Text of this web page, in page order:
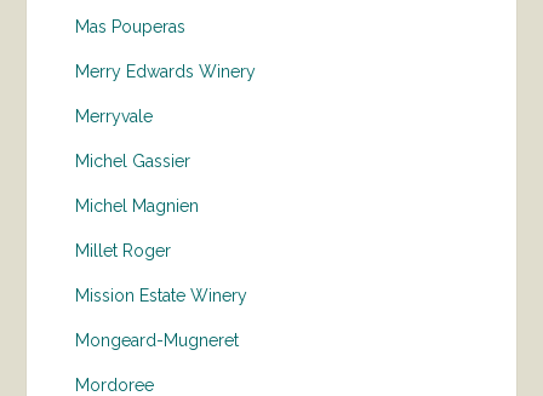
Mas Pouperas
Merry Edwards Winery
Merryvale
Michel Gassier
Michel Magnien
Millet Roger
Mission Estate Winery
Mongeard-Mugneret
Mordoree